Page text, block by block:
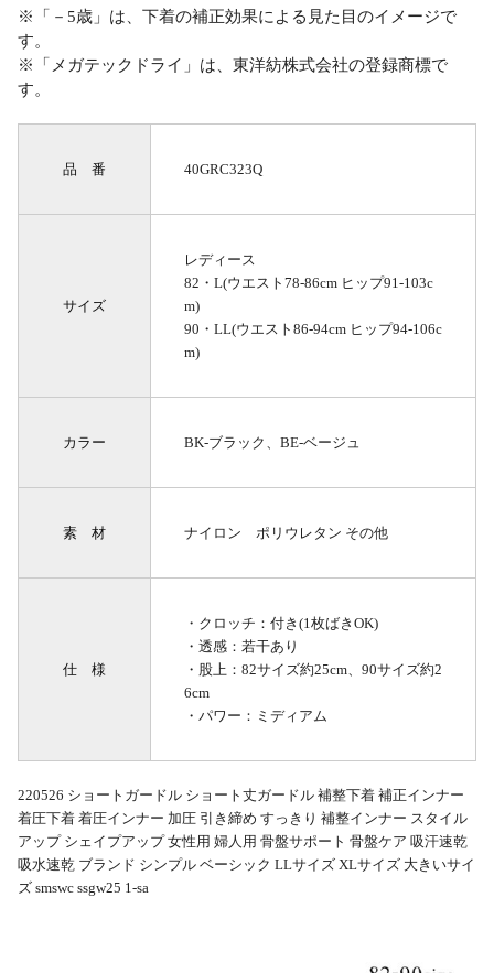
※「－5歳」は、下着の補正効果による見た目のイメージで
す。
※「メガテックドライ」は、東洋紡株式会社の登録商標で
す。
品 番 40GRC323Q
サイズ
レディース
82・L(ウエスト78-86cm ヒップ91-103c
m)
90・LL(ウエスト86-94cm ヒップ94-106c
m)
カラー BK-ブラック、BE-ベージュ
素 材 ナイロン ポリウレタン その他
仕 様
・クロッチ：付き(1枚ばきOK)
・透感：若干あり
・股上：82サイズ約25cm、90サイズ約2
6cm
・パワー：ミディアム
220526 ショートガードル ショート丈ガードル 補整下着 補正インナー
着圧下着 着圧インナー 加圧 引き締め すっきり 補整インナー スタイル
アップ シェイプアップ 女性用 婦人用 骨盤サポート 骨盤ケア 吸汗速乾
吸水速乾 ブランド シンプル ベーシック LLサイズ XLサイズ 大きいサイ
ズ smswc ssgw25 1-sa